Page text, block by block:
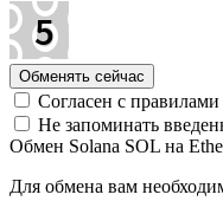
Согласен с правилами
Не запоминать
Обмен Solana SOL на
Для обмена вам